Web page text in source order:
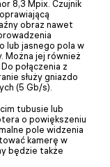
8,3 Mpix. Czujnik
obraz nawet
lub jasnego pola w
Można jej również
połączenia z
służy gniazdo
(5 Gb/s).
tubusie lub
o powiększeniu
pole widzenia
kamerę w
będzie także